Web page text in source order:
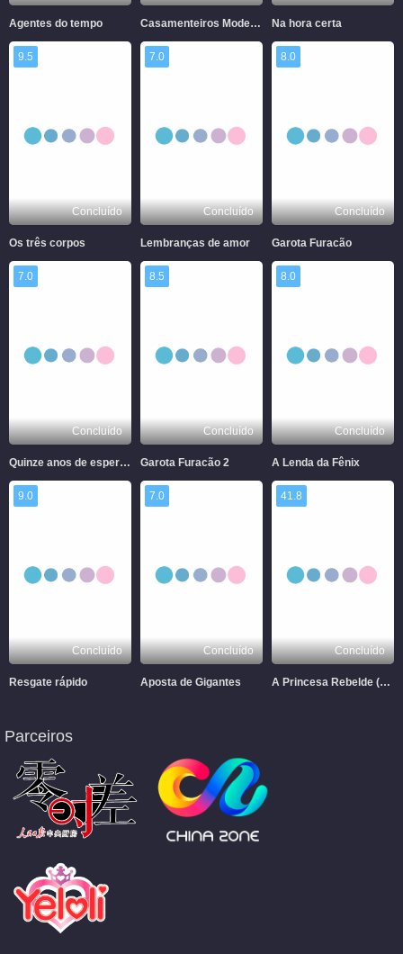
Agentes do tempo Casamenteiros Modernos Na hora certa
9.5
Concluído
Os três corpos
7.0
Concluído
Lembranças de amor
8.0
Concluído
Garota Furacão
7.0
Concluído
Quinze anos de espera pelos pássaros migratórios
8.5
Concluído
Garota Furacão 2
8.0
Concluído
A Lenda da Fênix
9.0
Concluído
Resgate rápido
7.0
Concluído
Aposta de Gigantes
41.8
Concluído
A Princesa Rebelde (Dublado)
Parceiros